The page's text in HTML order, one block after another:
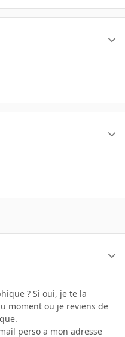
? Si oui, je te la
moment ou je reviens de
perso a mon adresse